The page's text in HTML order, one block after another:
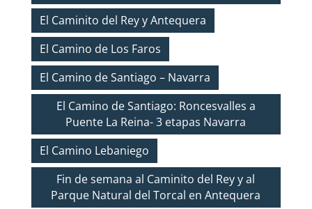
El Caminito del Rey y Antequera
El Camino de Los Faros
El Camino de Santiago – Navarra
El Camino de Santiago: Roncesvalles a
Puente La Reina- 3 etapas Navarra
El Camino Lebaniego
Fin de semana al Caminito del Rey y al
Parque Natural del Torcal en Antequera